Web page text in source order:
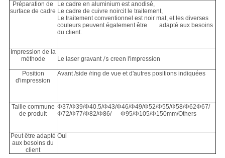
Préparation de
surface de cadre
Le cadre en aluminium est anodisé,
Le cadre de cuivre noircit le traitement,
Le traitement conventionnel est noir mat, et les diverses
couleurs peuvent également être adapté aux besoins
du client.
Impression de la
méthode
Le laser gravant/s creen l'impression
Position
d'impression
Avant /side /ring de vue et d'autres positions indiquées
Taille commune
de produit
Φ37/Φ39/Φ40.5/Φ43/Φ46/Φ49/Φ52/Φ55/Φ58/Φ62Φ67/
Φ72/Φ77/Φ82/Φ86/ Φ95/Φ105/Φ150mm/Others
Peut être adapté
aux besoins du
client
Oui